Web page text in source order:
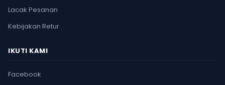
Lacak Pesanan
Kebijakan Retur
IKUTI KAMI
Facebook